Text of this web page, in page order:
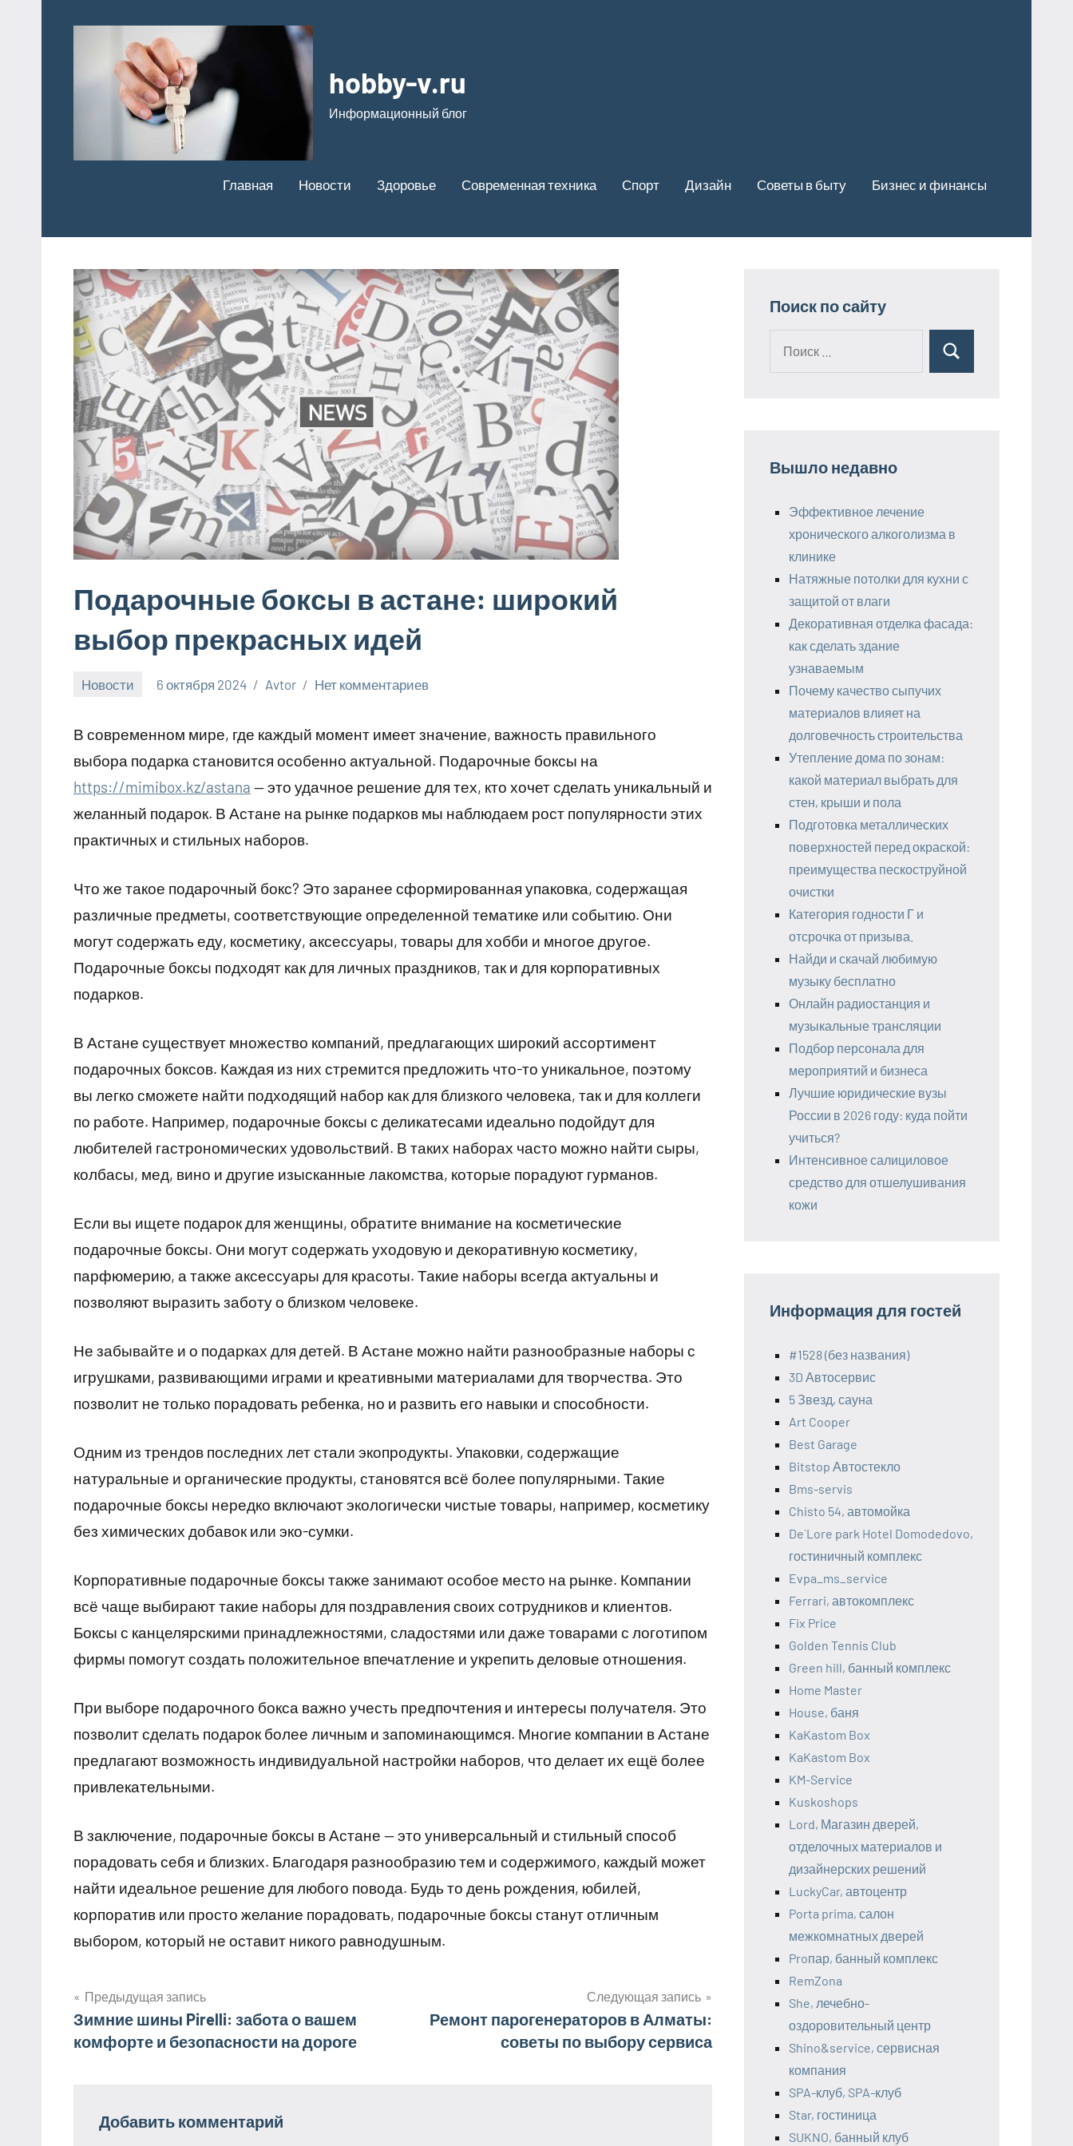
hobby-v.ru
Информационный блог
Главная Новости Здоровье Современная техника Спорт Дизайн Советы в быту Бизнес и финансы
Подарочные боксы в астане: широкий
выбор прекрасных идей
Новости 6 октября 2024 Avtor Нет комментариев
В современном мире, где каждый момент имеет значение, важность правильного
выбора подарка становится особенно актуальной. Подарочные боксы на
https://mimibox.kz/astana — это удачное решение для тех, кто хочет сделать уникальный и
желанный подарок. В Астане на рынке подарков мы наблюдаем рост популярности этих
практичных и стильных наборов.
Что же такое подарочный бокс? Это заранее сформированная упаковка, содержащая
различные предметы, соответствующие определенной тематике или событию. Они
могут содержать еду, косметику, аксессуары, товары для хобби и многое другое.
Подарочные боксы подходят как для личных праздников, так и для корпоративных
подарков.
В Астане существует множество компаний, предлагающих широкий ассортимент
подарочных боксов. Каждая из них стремится предложить что-то уникальное, поэтому
вы легко сможете найти подходящий набор как для близкого человека, так и для коллеги
по работе. Например, подарочные боксы с деликатесами идеально подойдут для
любителей гастрономических удовольствий. В таких наборах часто можно найти сыры,
колбасы, мед, вино и другие изысканные лакомства, которые порадуют гурманов.
Если вы ищете подарок для женщины, обратите внимание на косметические
подарочные боксы. Они могут содержать уходовую и декоративную косметику,
парфюмерию, а также аксессуары для красоты. Такие наборы всегда актуальны и
позволяют выразить заботу о близком человеке.
Не забывайте и о подарках для детей. В Астане можно найти разнообразные наборы с
игрушками, развивающими играми и креативными материалами для творчества. Это
позволит не только порадовать ребенка, но и развить его навыки и способности.
Одним из трендов последних лет стали экопродукты. Упаковки, содержащие
натуральные и органические продукты, становятся всё более популярными. Такие
подарочные боксы нередко включают экологически чистые товары, например, косметику
без химических добавок или эко-сумки.
Корпоративные подарочные боксы также занимают особое место на рынке. Компании
всё чаще выбирают такие наборы для поздравления своих сотрудников и клиентов.
Боксы с канцелярскими принадлежностями, сладостями или даже товарами с логотипом
фирмы помогут создать положительное впечатление и укрепить деловые отношения.
При выборе подарочного бокса важно учесть предпочтения и интересы получателя. Это
позволит сделать подарок более личным и запоминающимся. Многие компании в Астане
предлагают возможность индивидуальной настройки наборов, что делает их ещё более
привлекательными.
В заключение, подарочные боксы в Астане — это универсальный и стильный способ
порадовать себя и близких. Благодаря разнообразию тем и содержимого, каждый может
найти идеальное решение для любого повода. Будь то день рождения, юбилей,
корпоратив или просто желание порадовать, подарочные боксы станут отличным
выбором, который не оставит никого равнодушным.
Навигация
по
Предыдущая запись
Зимние шины Pirelli: забота о вашем
комфорте и безопасности на дороге
Следующая запись
Ремонт парогенераторов в Алматы:
советы по выбору сервиса
Добавить комментарий
Поиск по сайту
Поиск
Вышло недавно
Эффективное лечение
хронического алкоголизма в
клинике
Натяжные потолки для кухни с
защитой от влаги
Декоративная отделка фасада:
как сделать здание
узнаваемым
Почему качество сыпучих
материалов влияет на
долговечность строительства
Утепление дома по зонам:
какой материал выбрать для
стен, крыши и пола
Подготовка металлических
поверхностей перед окраской:
преимущества пескоструйной
очистки
Категория годности Г и
отсрочка от призыва.
Найди и скачай любимую
музыку бесплатно
Онлайн радиостанция и
музыкальные трансляции
Подбор персонала для
мероприятий и бизнеса
Лучшие юридические вузы
России в 2026 году: куда пойти
учиться?
Интенсивное салициловое
средство для отшелушивания
кожи
Информация для гостей
#1528 (без названия)
3D Автосервис
5 Звезд, сауна
Art Cooper
Best Garage
Bitstop Автостекло
Bms-servis
Chisto 54, автомойка
De`Lore park Hotel Domodedovo,
гостиничный комплекс
Evpa_ms_service
Ferrari, автокомплекс
Fix Price
Golden Tennis Club
Green hill, банный комплекс
Home Master
House, баня
KaKastom Box
KaKastom Box
KM-Service
Kuskoshops
Lord, Магазин дверей,
отделочных материалов и
дизайнерских решений
LuckyCar, автоцентр
Porta prima, салон
межкомнатных дверей
Proпар, банный комплекс
RemZona
She, лечебно-
оздоровительный центр
Shino&service, сервисная
компания
SPA-клуб, SPA-клуб
Star, гостиница
SUKNO, банный клуб